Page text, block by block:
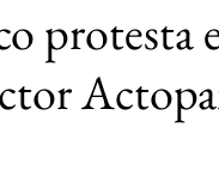
Capítulo Europa
protesta